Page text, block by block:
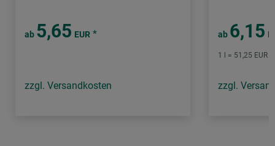
ab 5,65 EUR *
zzgl. Versandkosten
ab 6,15
1 l = 51,25 EUR
zzgl.